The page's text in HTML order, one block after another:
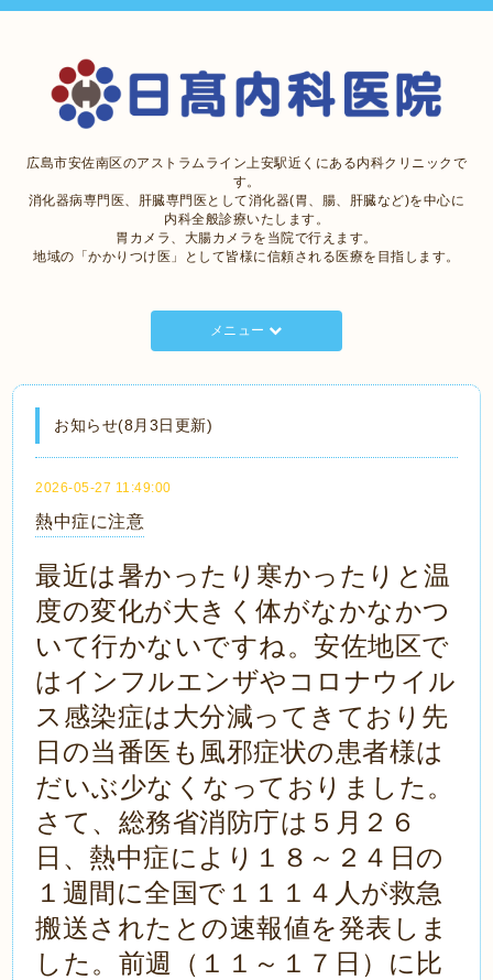
広島市安佐南区のアストラムライン上安駅近くにある内科クリニックで
す。
消化器病専門医、肝臓専門医として消化器(胃、腸、肝臓など)を中心に
内科全般診療いたします。
胃カメラ、大腸カメラを当院で行えます。
地域の「かかりつけ医」として皆様に信頼される医療を目指します。
メニュー
お知らせ(8月3日更新)
2026-05-27 11:49:00
熱中症に注意
最近は暑かったり寒かったりと温
度の変化が大きく体がなかなかつ
いて行かないですね。安佐地区で
はインフルエンザやコロナウイル
ス感染症は大分減ってきており先
日の当番医も風邪症状の患者様は
だいぶ少なくなっておりました。
さて、総務省消防庁は５月２６
日、熱中症により１８～２４日の
１週間に全国で１１１４人が救急
搬送されたとの速報値を発表しま
した。前週（１１～１７日）に比